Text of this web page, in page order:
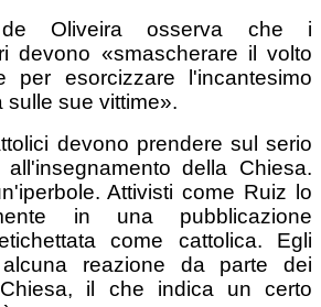
Oliveira osserva che i
devono «smascherare il volto
per esorcizzare l'incantesimo
sue vittime».
devono prendere sul serio
della Chiesa.
Attivisti come Ruiz lo
in una pubblicazione
come cattolica. Egli
reazione da parte dei
il che indica un certo